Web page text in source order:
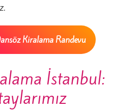
Kiralama Randevu
İstanbul: